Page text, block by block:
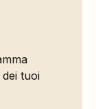
tuoi